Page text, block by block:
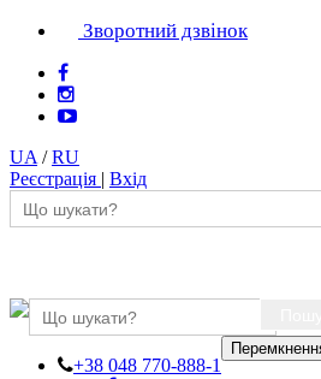
Зворотний дзвінок
UA /RU
Реєстрація | Вхід
+38 048 770-888-1